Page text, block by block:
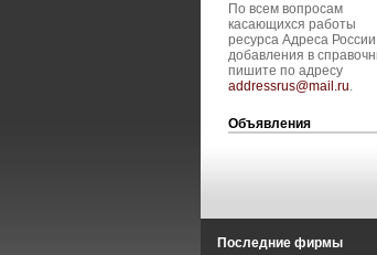
По всем вопросам
касающихся работы
ресурса Адреса
добавления в
пишите по адресу
addressrus@mail.ru.
Объявления
Последние фирмы